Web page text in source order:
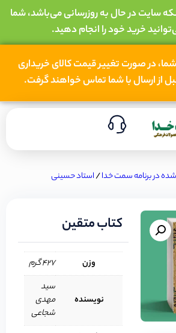
سایت در حال به روزرسانی می‌باشد، شما
خرید خود را انجام دهید.
در صورت تغییر قیمت کالای خریداری
از ارسال با شما تماس خواهند گرفت.
در برنامه سمت خدا/استاد حسینی
کتاب متقین
وزن 427 گرم
نویسنده
سید
مهدی
شجاعی